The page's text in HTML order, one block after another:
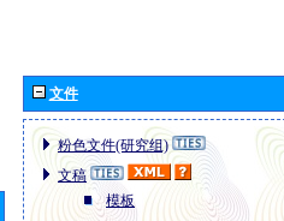
文件
粉色文件(研究组)
文稿
模板